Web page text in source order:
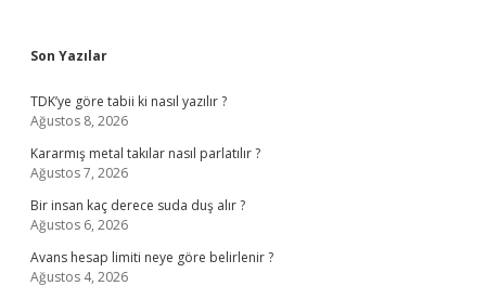
Sidebar
Son Yazılar
TDK’ye göre tabii ki nasıl yazılır ?
Ağustos 8, 2026
Kararmış metal takılar nasıl parlatılır ?
Ağustos 7, 2026
Bir insan kaç derece suda duş alır ?
Ağustos 6, 2026
Avans hesap limiti neye göre belirlenir ?
Ağustos 4, 2026